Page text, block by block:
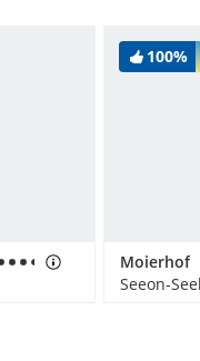
100%
Moierhof
Seeon-